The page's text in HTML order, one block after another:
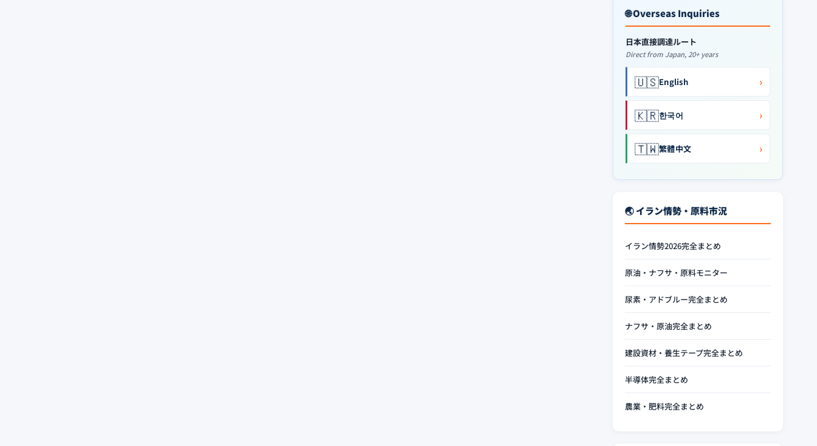
🌐 Overseas Inquiries
日本直接調達ルート
Direct from Japan, 20+ years
🇺🇸English ›
🇰🇷한국어 ›
🇹🇼繁體中文 ›
🌏 イラン情勢・原料市況
イラン情勢2026完全まとめ
原油・ナフサ・原料モニター
尿素・アドブルー完全まとめ
ナフサ・原油完全まとめ
建設資材・養生テープ完全まとめ
半導体完全まとめ
農業・肥料完全まとめ